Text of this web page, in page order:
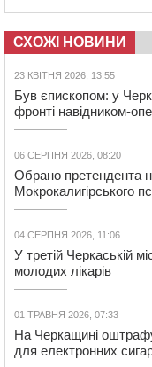
СХОЖІ НОВИНИ
23 КВІТНЯ 2026, 13:55
Був єпископом: у
фронті навідником-
06 СЕРПНЯ 2026, 08:20
Обрано претендента
Мокрокалигірського
04 СЕРПНЯ 2026, 11:06
У третій Черкаській
молодих лікарів
01 ТРАВНЯ 2026, 07:33
На Черкащині
для електронних